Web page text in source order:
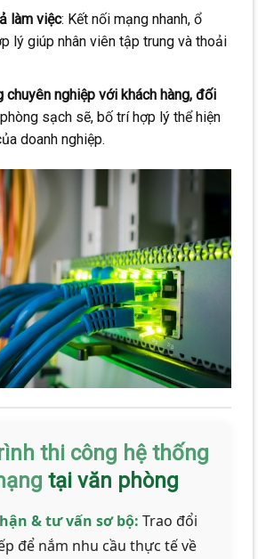
làm việc: Kết nối mạng nhanh, ổ
lý giúp nhân viên tập trung và thoải
chuyên nghiệp với khách hàng, đối
sạch sẽ, bố trí hợp lý thể hiện
doanh nghiệp.
thi công hệ thống
tại văn phòng
& tư vấn sơ bộ: Trao đổi
để nắm nhu cầu thực tế về